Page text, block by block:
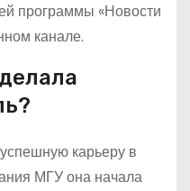
программы «Новости
канале.
карьеру в
МГУ она начала